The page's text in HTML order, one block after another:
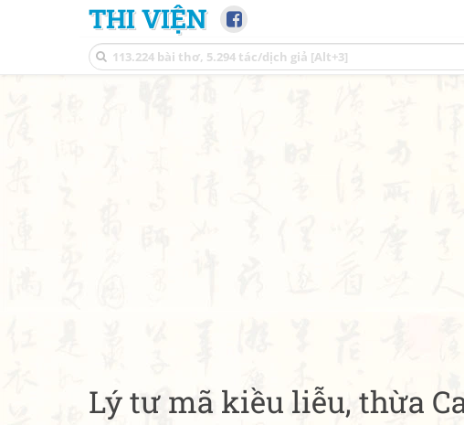
THI VIỆN
Lý tư mã kiều liễu, thừa